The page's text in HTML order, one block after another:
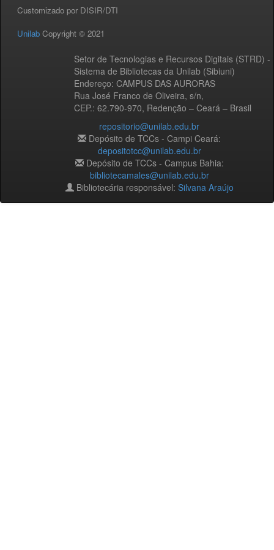
Customizado por DISIR/DTI
Unilab Copyright © 2021
Setor de Tecnologias e Recursos Digitais (STRD) -
Sistema de Bibliotecas da Unilab (Sibiuni)
Endereço: CAMPUS DAS AURORAS
Rua José Franco de Oliveira, s/n,
CEP.: 62.790-970, Redenção – Ceará – Brasil
repositorio@unilab.edu.br
Depósito de TCCs - Campi Ceará:
depositotcc@unilab.edu.br
Depósito de TCCs - Campus Bahia:
bibliotecamales@unilab.edu.br
Bibliotecária responsável: Silvana Araújo